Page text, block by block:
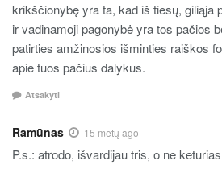
krikščionybę yra ta, kad iš tiesų, giliąja
ir vadinamoji pagonybė yra tos pačios
patirties amžinosios išminties raiškos
apie tuos pačius dalykus.
Atsakyti
Ramūnas 15 metų ago
P.s.: atrodo, išvardijau tris, o ne